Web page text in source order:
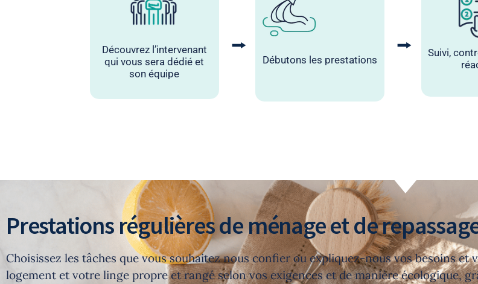
Découvrez l’intervenant
qui vous sera dédié et
son équipe
⭢
Débutons les prestations
⭢
Suivi,
Prestations régulières de ménage et de
Choisissez les tâches que vous souhaitez nous confier ou expliquez-nous vos besoins
logement et votre linge propre et rangé selon vos exigences et de manière écologique,